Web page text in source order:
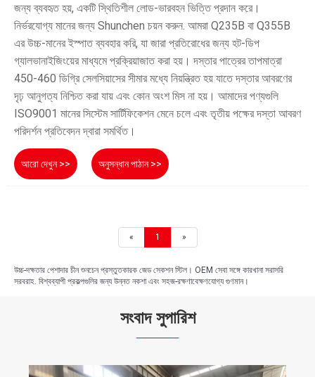
জন্য ব্যবহৃত হয়, একটি স্থিতিশীল লোড-ভারবহন ভিত্তি প্রদান করে।
নির্ভরযোগ্য মানের জন্য Shunchen চয়ন করুন. আমরা Q235B বা Q355B
এর উচ্চ-মানের ইস্পাত ব্যবহার করি, যা জারা প্রতিরোধের জন্য হট-ডিপ
গ্যালভানাইজিংয়ের মাধ্যমে প্রক্রিয়াজাত করা হয়। দস্তার পাত্রের তাপমাত্রা
450-460 ডিগ্রি সেলসিয়াসের সীমার মধ্যে নিয়ন্ত্রিত হয় যাতে দস্তার আবরণের
দৃঢ় আনুগত্য নিশ্চিত করা যায় এবং কোন অংশ মিস না হয়। আমাদের পণ্যগুলি
ISO9001 মানের সিস্টেম সার্টিফিকেশন মেনে চলে এবং তৃতীয় পক্ষের দস্তা আবরণ
পরিদর্শন প্রতিবেদন দ্বারা সমর্থিত।
আরো দেখুন >> অনুসন্ধান পাঠান >>
« 1 »
উচ্চ-দক্ষতার পেশাদার চীন শুনচেন প্রস্তুতকারক জেড সেকশন স্টিল। OEM সেবা সঙ্গে কারখানা সরাসরি
সরবরাহ. বিশ্বব্যাপী প্রকল্পগুলির জন্য উন্নত নকশা এবং সহজ-রক্ষণাবেক্ষণযোগ্য গুণমান।
সংবাদ সুপারিশ